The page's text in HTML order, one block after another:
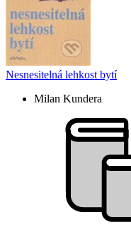
Nesnesitelná lehkost bytí
Milan Kundera